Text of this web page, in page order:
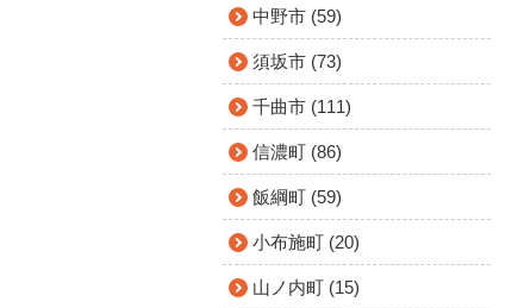
中野市 (59)
須坂市 (73)
千曲市 (111)
信濃町 (86)
飯綱町 (59)
小布施町 (20)
山ノ内町 (15)